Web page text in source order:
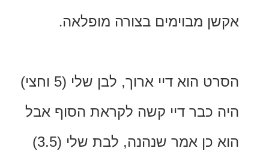
מבוימים בצורה מופלאה.
הסרט הוא דיי ארוך, לבן שלי (5 וחצי)
כבר דיי קשה לקראת הסוף אבל
הוא כן אמר שנהנה, לבת שלי (3.5)